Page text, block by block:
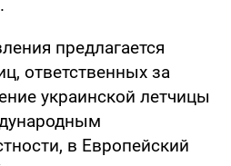
предлагается
ответственных за
украинской летчицы
в Европейский